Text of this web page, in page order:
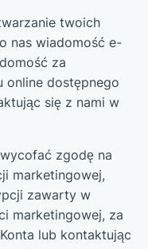
twoich
nas wiadomość e-
za
online dostępnego
się z nami w
zgodę na
marketingowej,
zawarty w
marketingowej, za
lub kontaktując